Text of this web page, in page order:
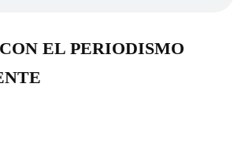
EL PERIODISMO